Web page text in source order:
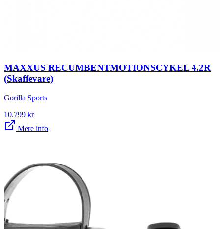
MAXXUS RECUMBENTMOTIONSCYKEL 4.2R
(Skaffevare)
Gorilla Sports
10.799 kr
Mere info